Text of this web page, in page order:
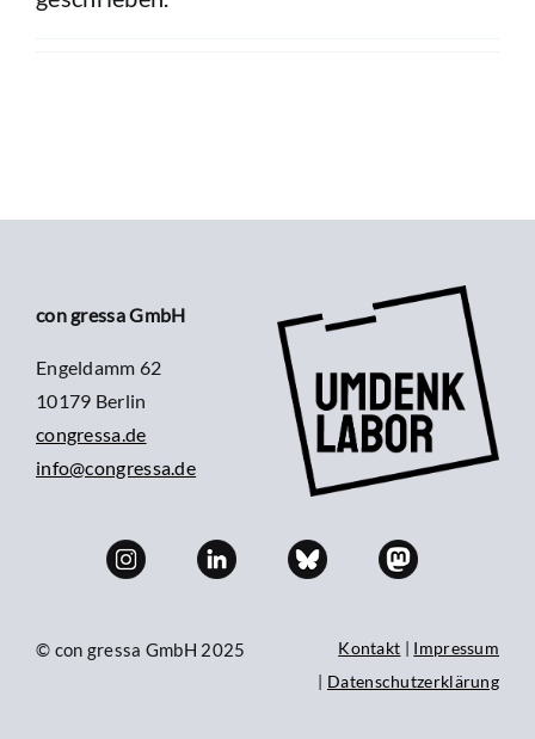
con gressa GmbH
Engeldamm 62
10179 Berlin
congressa.de
info@congressa.de
© con gressa GmbH 2025 Kontakt | Impressum
| Datenschutzerklärung